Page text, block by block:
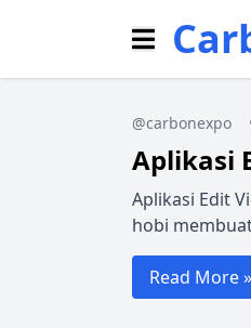
@carbonexpo
Aplikasi
Aplikasi Edit
hobi
Read More »